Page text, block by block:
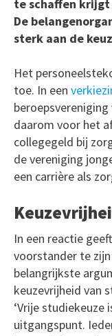
te schaffen krijgt
De
sterk aan de
Het
toe. In een
daarom voor het
collegegeld bij
de vereniging
een carrière als
In een reactie
voorstander te
belangrijkste
keuzevrijheid van
‘Vrije studiekeuze
uitgangspunt.